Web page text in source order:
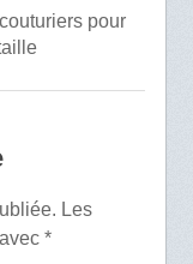
pour
Les
*